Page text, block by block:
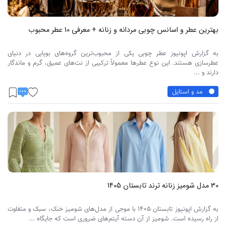
بهترین عطر و اسانس چوبی مردانه و زنانه + معرفی 10 عطر محبوب
به گزارش اپونیوز عطر چوبی یکی از محبوب‌ترین گروه‌های بویایی در دنیای
عطرسازی هستند. این نوع عطرها معمولاً ترکیبی از نت‌های عمیق، گرم و ماندگار
دارند و ...
مد و استایل
30 مدل شومیز زنانه ترند تابستان 1405
به گزارش اپونیوز تابستان 1405 با موجی از مدل‌های شومیز خنک، سبک و متفاوت
از راه رسیده است. شومیز از آن دسته آیتم‌های ضروری است که جایگاه ...